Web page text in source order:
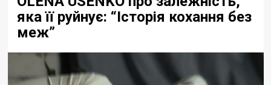
яка її руйнує: “Історія кохання без
меж”